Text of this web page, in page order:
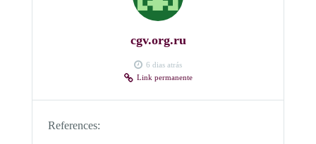
cgv.org.ru
6 dias atrás
Link permanente
References: